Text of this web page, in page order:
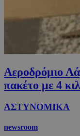
Αεροδρόμιο
πακέτο με 4
ΑΣΤΥΝΟΜΙΚΑ
newsroom